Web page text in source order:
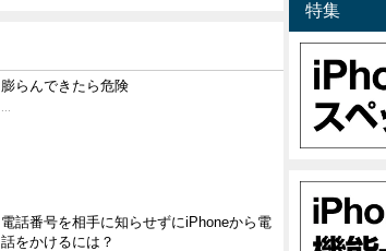
膨らんできたら危険
電話番号を相手に知らせずにiPhoneから電
話をかけるには？
特集